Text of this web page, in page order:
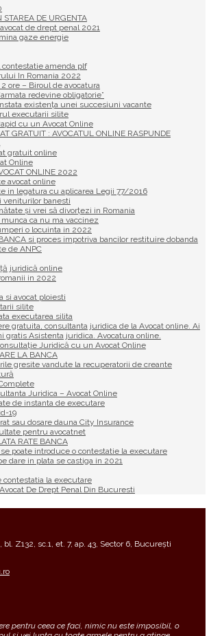
STAREA DE URGENTA
de drept penal 2021
gaze energie
amenda plf
In Romania 2022
ore – Biroul de avocatura
redevine obligatorie”
existenţa unei succesiuni vacante
executarii silite
cu un Avocat Online
GRATUIT : AVOCATUL ONLINE RASPUNDE
gratuit online
Online
ONLINE 2022
avocat online
in legatura cu aplicarea Legii 77/2016
banesti
și vrei să divorțezi in Romania
munca ca nu ma vaccinez
o locuinta in 2022
si proces impotriva bancilor restituire dobanda
de ANPC
juridică online
in 2022
si avocat ploiesti
silite
executarea silita
gratuita, consultanta juridica de la Avocat online. Ai
gratis Asistenta juridica. Avocatura online.
Juridică cu un Avocat Online
LA BANCA
gresite vandute la recuperatorii de creante
Juridica – Avocat Online
de instanta de executare
19
sau dosare dauna City Insurance
pentru avocatnet
RATE BANCA
poate introduce o contestatie la executare
dare in plata se castiga in 2021
contestatia la executare
De Drept Penal Din Bucuresti
bl. Z132, sc.1, et. 7, ap. 43, Sector 6, București
pentru ceea ce faci, nimic nu este imposibil, o